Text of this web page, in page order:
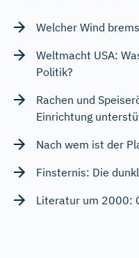
Welcher Wind
Weltmacht USA:
Politik?
Rachen und
Einrichtung
Nach wem ist der
Finsternis: Die
Literatur um 2000: